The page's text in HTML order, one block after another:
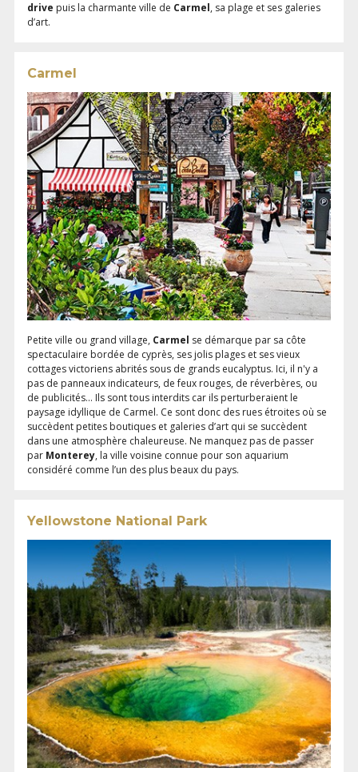
drive puis la charmante ville de Carmel, sa plage et ses galeries
d’art.
Carmel
Petite ville ou grand village, Carmel se démarque par sa côte
spectaculaire bordée de cyprès, ses jolis plages et ses vieux
cottages victoriens abrités sous de grands eucalyptus. Ici, il n'y a
pas de panneaux indicateurs, de feux rouges, de réverbères, ou
de publicités... Ils sont tous interdits car ils perturberaient le
paysage idyllique de Carmel. Ce sont donc des rues étroites où se
succèdent petites boutiques et galeries d’art qui se succèdent
dans une atmosphère chaleureuse. Ne manquez pas de passer
par Monterey, la ville voisine connue pour son aquarium
considéré comme l’un des plus beaux du pays.
Yellowstone National Park